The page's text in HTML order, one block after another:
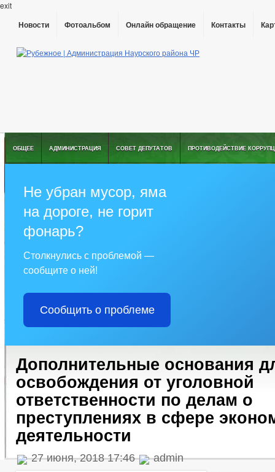
exit
Новости Фотоальбом Онлайн обращение Контакты
ОБЩЕЕ АДМИНИСТРАЦИЯ СОВЕТ ДЕПУТАТОВ ПРОТИВОДЕЙСТВИЕ
Не убран мусор, яма
на дороге, не горит
фонарь?
Столкнулись с проблемой —
сообщите о ней!
Сообщить о проблеме
Дополнительные основания
освобождения от уголовной
ответственности по делам о
преступлениях в сфере
деятельности
27 июня, 2018 17:46 admin